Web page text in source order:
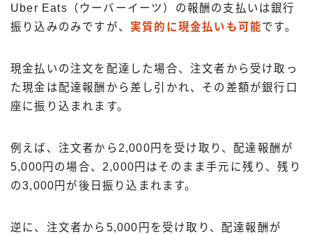
Uber Eats（ウーバーイーツ）の報酬の支払いは銀行
振り込みのみですが、 実質的に現金払いも可能です。
現金払いの注文を配達した場合、注文者から受け取っ
た現金は配達報酬から差し引かれ、その差額が銀行口
座に振り込まれます。
例えば、注文者から2,000円を受け取り、配達報酬が
5,000円の場合、2,000円はそのまま手元に残り、残り
の3,000円が後日振り込まれます。
逆に、注文者から5,000円を受け取り、配達報酬が